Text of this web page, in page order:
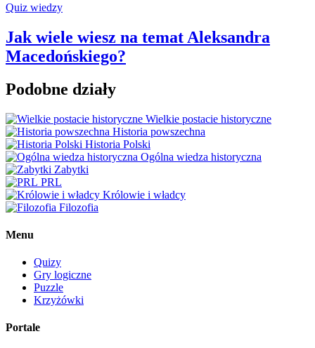
Quiz wiedzy
Jak wiele wiesz na temat Aleksandra
Macedońskiego?
Podobne działy
Wielkie postacie historyczne
Historia powszechna
Historia Polski
Ogólna wiedza historyczna
Zabytki
PRL
Królowie i władcy
Filozofia
Menu
Quizy
Gry logiczne
Puzzle
Krzyżówki
Portale